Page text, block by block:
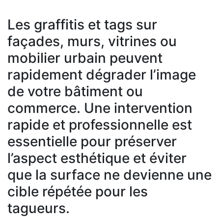
Les graffitis et tags sur
façades, murs, vitrines ou
mobilier urbain peuvent
rapidement dégrader l’image
de votre bâtiment ou
commerce. Une intervention
rapide et professionnelle est
essentielle pour préserver
l’aspect esthétique et éviter
que la surface ne devienne une
cible répétée pour les
tagueurs.